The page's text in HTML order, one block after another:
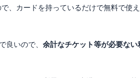
、カードを持っているだけで無料で使え
良いので、 余計なチケット等が必要ない